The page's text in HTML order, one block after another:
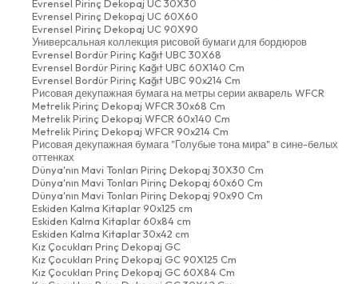
Evrensel Pirinç Dekopaj UC 30X30
Evrensel Pirinç Dekopaj UC 60X60
Evrensel Pirinç Dekopaj UC 90X90
Универсальная коллекция рисовой бумаги для бордюров
Evrensel Bordür Pirinç Kağıt UBC 30X68
Evrensel Bordür Pirinç Kağıt UBC 60X140 Cm
Evrensel Bordür Pirinç Kağıt UBC 90x214 Cm
Рисовая декупажная бумага на метры серии акварель WFCR
Metrelik Pirinç Dekopaj WFCR 30x68 Cm
Metrelik Pirinç Dekopaj WFCR 60x140 Cm
Metrelik Pirinç Dekopaj WFCR 90x214 Cm
Рисовая декупажная бумага "Голубые тона мира" в сине-белых
оттенках
Dünya'nın Mavi Tonları Pirinç Dekopaj 30X30 Cm
Dünya'nın Mavi Tonları Pirinç Dekopaj 60x60 Cm
Dünya'nın Mavi Tonları Pirinç Dekopaj 90x90 Cm
Eskiden Kalma Kitaplar 90x125 cm
Eskiden Kalma Kitaplar 60x84 cm
Eskiden Kalma Kitaplar 30x42 cm
Kız Çocukları Prinç Dekopaj GC
Kız Çocukları Prinç Dekopaj GC 90X125 Cm
Kız Çocukları Prinç Dekopaj GC 60X84 Cm